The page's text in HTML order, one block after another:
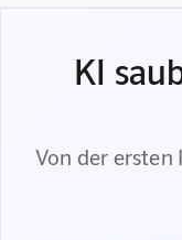
KI
Von der